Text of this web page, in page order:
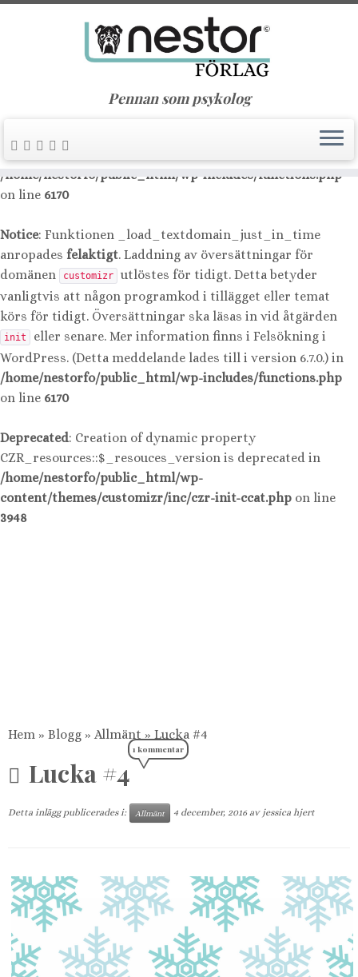
: Function _load_textdomain_just_in_time was
incorrectly. Translation loading for the
domain was triggered too early. This is usually an
indicator for some code in the plugin or theme running too
information. (This message was added in version 6.7.0.) in
/home/nestorfo/public_html/wp-includes/functions.php
on line 6170
Notice: Funktionen _load_textdomain_just_in_time
anropades felaktigt. Laddning av översättningar för
domänen
customizr
utlöstes för tidigt. Detta betyder
vanligtvis att någon programkod i tillägget eller temat
körs för tidigt. Översättningar ska läsas in vid åtgärden
init eller senare. Mer information finns i Felsökning i
WordPress. (Detta meddelande lades till i version 6.7.0.) in
/home/nestorfo/public_html/wp-includes/functions.php
on line 6170
Deprecated: Creation of dynamic property
CZR_resources::$_resouces_version is deprecated in
/home/nestorfo/public_html/wp-
content/themes/customizr/inc/czr-init-ccat.php on line
3948
Pennan som psykolog
Hem » Blogg » Allmänt » Lucka #4
Lucka #4
1 kommentar
Detta inlägg publicerades i: Allmänt 4 december, 2016 av jessica hjert